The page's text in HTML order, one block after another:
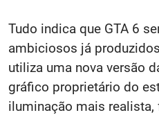
Tudo indica que GTA 6
ambiciosos já
utiliza uma nova versão
gráfico proprietário do
iluminação mais